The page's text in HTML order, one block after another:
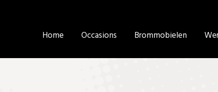
Home Occasions Brommobielen
Home Occasions Brommobielen